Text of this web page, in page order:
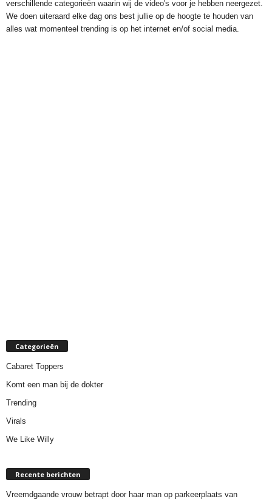
verschillende categorieën waarin wij de video's voor je hebben neergezet.
We doen uiteraard elke dag ons best jullie op de hoogte te houden van
alles wat momenteel trending is op het internet en/of social media.
Categorieën
Cabaret Toppers
Komt een man bij de dokter
Trending
Virals
We Like Willy
Recente berichten
Vreemdgaande vrouw betrapt door haar man op parkeerplaats van